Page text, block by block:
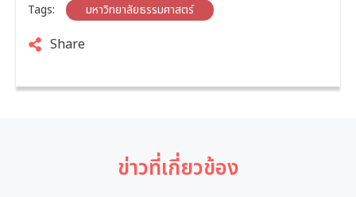
Tags: มหาวิทยาลัยธรรมศาสตร์
Share
ข่าวที่เกี่ยวข้อง